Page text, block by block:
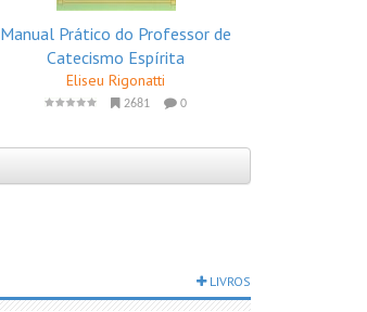
Manual Prático do Professor de
Catecismo Espírita
Eliseu Rigonatti
2681 0
LIVROS